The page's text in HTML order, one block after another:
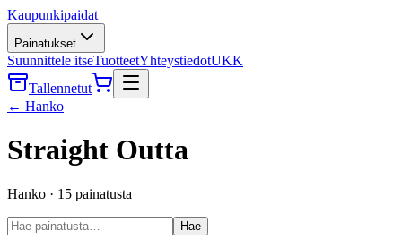
Kaupunkipaidat
Painatukset
Suunnittele itseTuotteetYhteystiedotUKK
Tallennetut
← Hanko
Straight Outta
Hanko · 15 painatusta
Hae